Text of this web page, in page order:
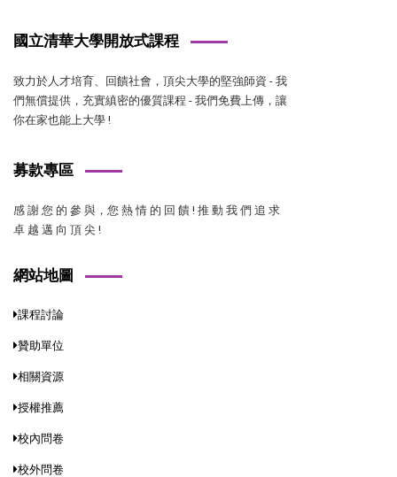
國立清華大學開放式課程
致力於人才培育、回饋社會，頂尖大學的堅強師資 - 我
們無償提供，充實縝密的優質課程 - 我們免費上傳，讓
你在家也能上大學 !
募款專區
感 謝 您 的 參 與，您 熱 情 的 回 饋 ! 推 動 我 們 追 求
卓 越 邁 向 頂 尖 !
網站地圖
課程討論
贊助單位
相關資源
授權推薦
校內問卷
校外問卷